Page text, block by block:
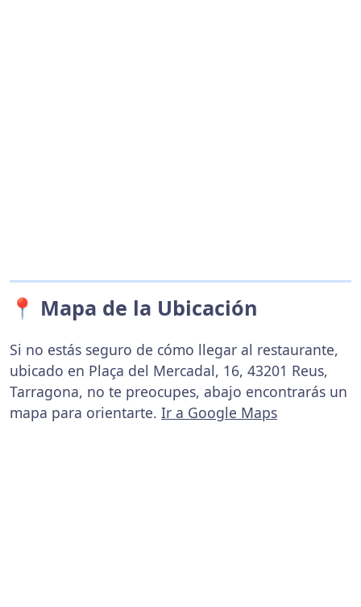
📍 Mapa de la Ubicación
Si no estás seguro de cómo llegar al restaurante,
ubicado en Plaça del Mercadal, 16, 43201 Reus,
Tarragona, no te preocupes, abajo encontrarás un
mapa para orientarte. Ir a Google Maps